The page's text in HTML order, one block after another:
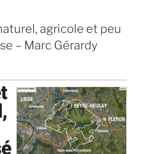
agricole et peu
– Marc Gérardy